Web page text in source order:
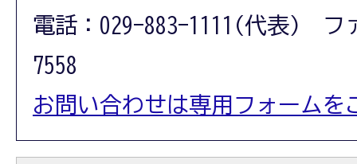
電話：029-883-1111(代表) フ
7558
お問い合わせは専用フォームを